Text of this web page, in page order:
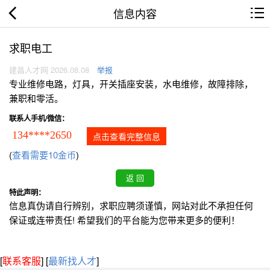
信息内容
求职电工
建昌人才网 2026.08.08 举报
专业维修电路，灯具，开关插座安装，水电维修，故障排除，
兼职和零活。
联系人手机/微信：
134****2650 点击查看完整信息
(查看需要10金币)
特此声明：
信息真伪请自行辨别，求职应聘须谨慎，网站对此不承担任何
保证或连带责任! 希望我们的平台能为您带来更多的便利！
[联系客服] [最新找人才]